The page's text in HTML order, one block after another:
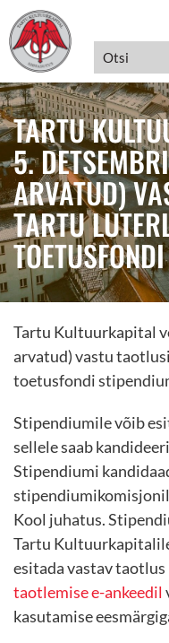
TARTU
5.
ARVATUD)
TARTU
Tartu Kultuurkapital
arvatud) vastu
toetusfondi
Stipendiumile võib
sellele saab
Stipendiumi
Kool juhatus.
Tartu
esitada vastav taotlus
taotlemise e-ankeedil
kasutamise